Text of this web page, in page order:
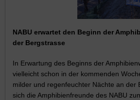
NABU erwartet den Beginn der
der Bergstrasse
In Erwartung des Beginns der
vielleicht schon in der kommenden
milder und regenfeuchter Nächte an der
sich die Amphibienfreunde des NABU